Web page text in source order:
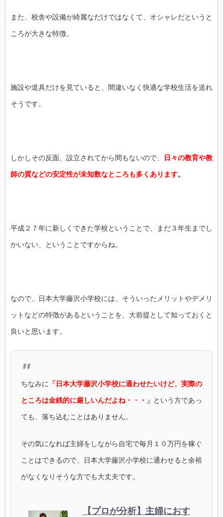
また、校舎や設備が綺麗なだけではなくて、オシャレだというと
ころが大きな特徴。
施設や道具だけを見ていると、間違いなく快適な学校生活を送れ
そうです。
しかしその反面、設立されてから間もないので、 日々の教育や教
師の質などの安定性が未知数なところも多くあります。
平成２７年に新しくできた学校ということで、まだ３年生までし
かいない、ということですからね。
なので、日本大学藤沢小学校には、そういったメリットやデメリ
ットなどの特徴があるということを、大前提として知っておくと
良いと思います。
ちなみに 「日本大学藤沢小学校に通わせたいけど、実際の
ところは金銭的に厳しいんだよね・・・」 という方であっ
ても、落ち込むことはありません。
その気になれば主婦をしながら自宅で毎月１０万円を稼ぐ
ことはできるので、日本大学藤沢小学校に通わせると余裕
がなくなりそうな方でも大丈夫です。
【プロが分析】主婦におす